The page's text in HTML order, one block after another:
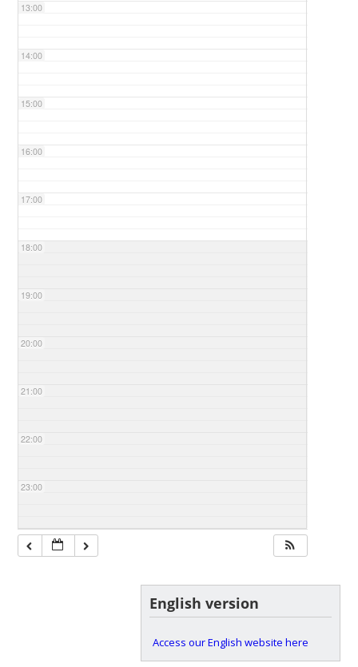
13:00
14:00
15:00
16:00
17:00
18:00
19:00
20:00
21:00
22:00
23:00
English version
Access our English website here